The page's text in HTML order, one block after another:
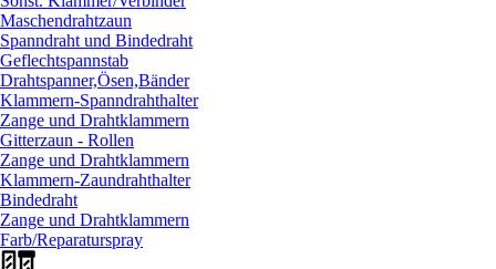
Maschendrahtzaun
Spanndraht und Bindedraht
Geflechtspannstab
Drahtspanner,Ösen,Bänder
Klammern-Spanndrahthalter
Zange und Drahtklammern
Gitterzaun - Rollen
Zange und Drahtklammern
Klammern-Zaundrahthalter
Bindedraht
Zange und Drahtklammern
Farb/Reparaturspray